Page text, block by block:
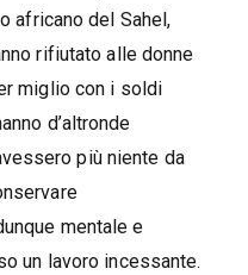
africano del Sahel,
rifiutato alle donne
miglio con i soldi
d’altronde
più niente da
mentale e
un lavoro incessante.